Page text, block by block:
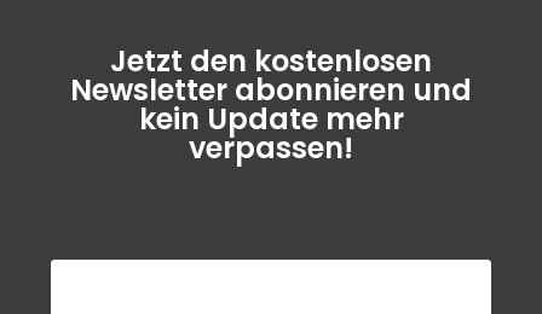
Jetzt den kostenlosen
Newsletter abonnieren und
kein Update mehr
verpassen!